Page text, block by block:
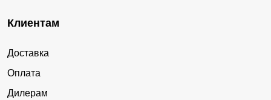
Клиентам
Доставка
Оплата
Дилерам